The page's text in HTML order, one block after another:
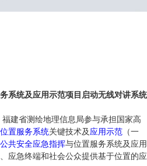
系统及应用示范项目启动无线对讲系统
福建省测绘地理信息局参与承担国家高
位置服务系统关键技术及应用示范 （一
公共安全应急指挥与位置服务系统及应用
应急终端和社会公众提供基于位置的应